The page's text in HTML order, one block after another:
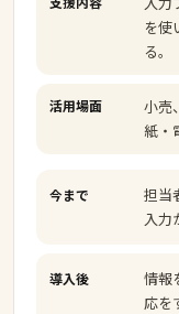
を使
る。
活用場面
小売
紙・
今まで
担当
入力
導入後
情報
応を